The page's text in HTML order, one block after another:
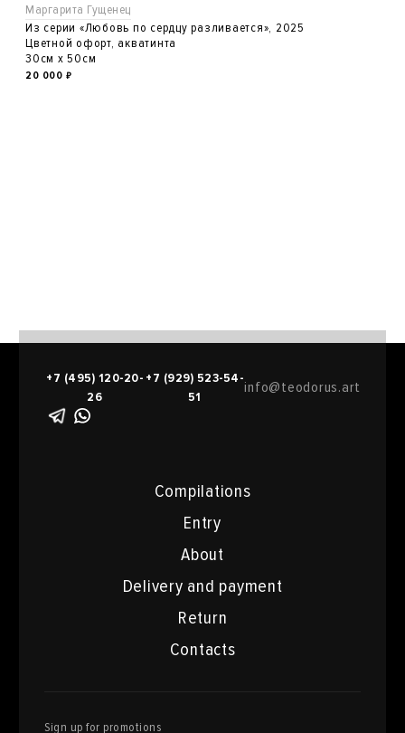
Маргарита Гущенец
Из серии «Любовь по сердцу разливается», 2025
Цветной офорт, акватинта
30см x 50см
20 000 ₽
Compilations
Entry
About
Delivery and payment
Return
Contacts
+7 (495) 120-20-
26
+7 (929) 523-54-
51
info@teodorus.art
Sign up for promotions